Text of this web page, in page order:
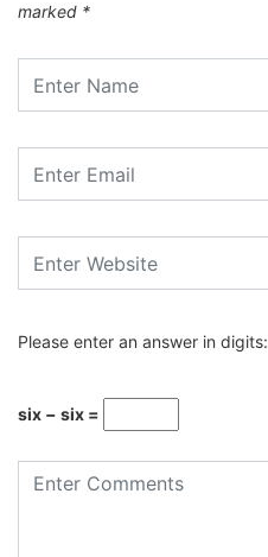
marked *
Please enter an answer in digits:
six − six =